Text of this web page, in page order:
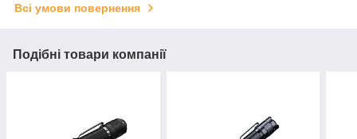
Всі умови повернення
Подібні товари компанії